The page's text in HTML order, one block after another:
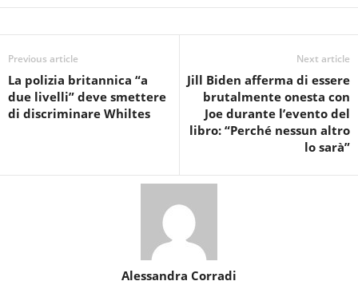
Previous article
La polizia britannica “a
due livelli” deve smettere
di discriminare Whiltes
Next article
Jill Biden afferma di essere
brutalmente onesta con
Joe durante l’evento del
libro: “Perché nessun altro
lo sarà”
Alessandra Corradi